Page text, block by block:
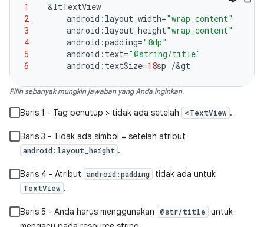
1 &ltTextView
2
android : layout_width="wrap_content"
3
android : layout_height"wrap_content"
4
android :padding="8dp"
5
android : text="@string/title"
6
android : textSize=18sp /&gt
Pilih sebanyak mungkin jawaban yang Anda inginkan.
Baris 1 - Tag penutup > tidak ada setelah <TextView .
Baris 3 - Tidak ada simbol = setelah atribut
android:layout_height .
Baris 4 - Atribut android:padding tidak ada untuk
TextView .
Baris 5 - Anda harus menggunakan @str/title
untuk